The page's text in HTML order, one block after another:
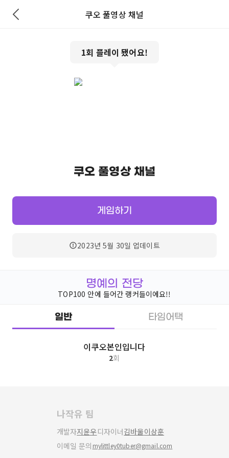
쿠오 풀영상 채널
1회 플레이 됐어요!
쿠오 풀영상 채널
게임하기
2023년 5월 30일 업데이트
명예의 전당
TOP100 안에 들어간 랭커들이에요!!
일반 타임어택
이쿠오본인입니다
2회
나작유 팀
개발자지윤우 디자이너김바울이상훈
이메일 문의 mylittley0tuber@gmail.com